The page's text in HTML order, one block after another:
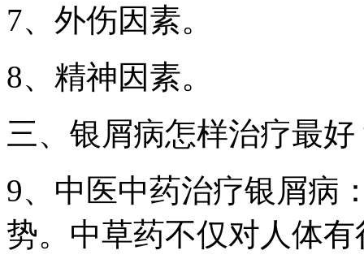
7、外伤因素。
8、精神因素。
三、银屑病怎样治疗最好
9、中医中药治疗银屑病
势。中草药不仅对人体